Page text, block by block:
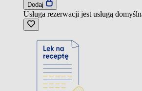
Dodaj
Usługa rezerwacji jest usługą